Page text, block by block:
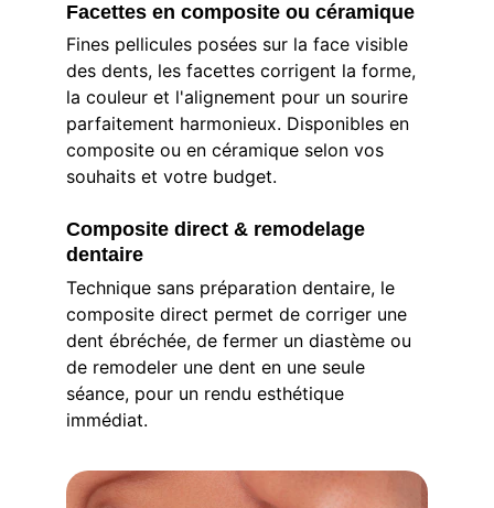
Facettes en composite ou céramique
Fines pellicules posées sur la face visible
des dents, les facettes corrigent la forme,
la couleur et l'alignement pour un sourire
parfaitement harmonieux. Disponibles en
composite ou en céramique selon vos
souhaits et votre budget.
Composite direct & remodelage
dentaire
Technique sans préparation dentaire, le
composite direct permet de corriger une
dent ébréchée, de fermer un diastème ou
de remodeler une dent en une seule
séance, pour un rendu esthétique
immédiat.